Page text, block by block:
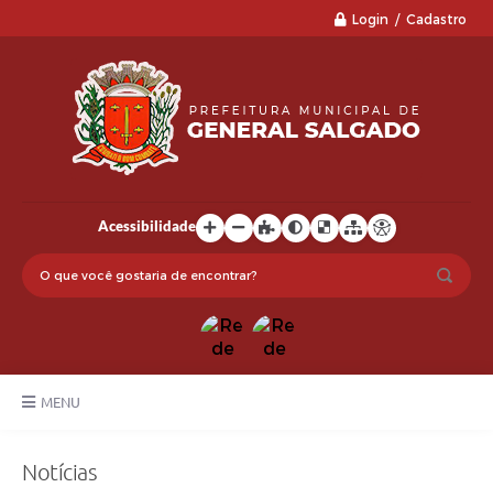
Login / Cadastro
Acessibilidade
MENU
Notícias